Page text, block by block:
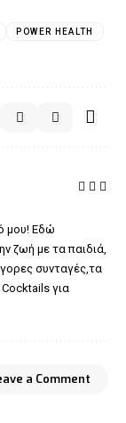
POWER HEALTH
μου! Εδώ
ζωή με τα παιδιά,
συνταγές,τα
για
a Comment